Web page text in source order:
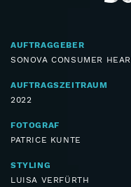
AUFTRAGGEBER
SONOVA CONSUMER
AUFTRAGSZEITRAUM
2022
FOTOGRAF
PATRICE KUNTE
STYLING
LUISA VERFÜRTH